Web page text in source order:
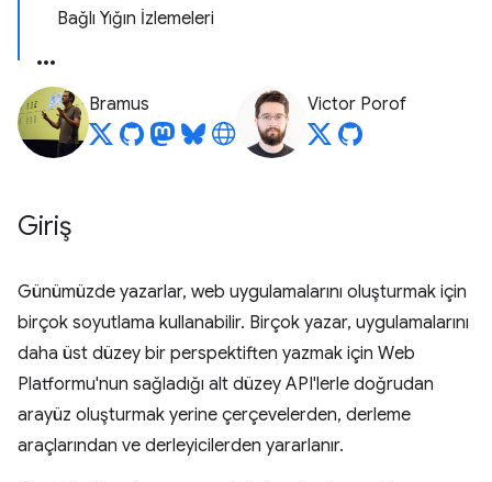
Bağlı Yığın İzlemeleri
Bramus Victor Porof
Giriş
Günümüzde yazarlar, web uygulamalarını oluşturmak için
birçok soyutlama kullanabilir. Birçok yazar, uygulamalarını
daha üst düzey bir perspektiften yazmak için Web
Platformu'nun sağladığı alt düzey API'lerle doğrudan
arayüz oluşturmak yerine çerçevelerden, derleme
araçlarından ve derleyicilerden yararlanır.